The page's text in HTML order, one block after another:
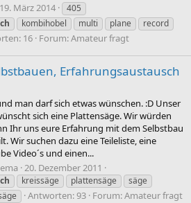
19. März 2014
405
kombihobel multi plane
record
16 Forum:Amateur fragt
Erfahrungsaustausch
man darf sich etwas wünschen. :D Unser
sich eine Plattensäge. Wir würden
Ihr uns eure Erfahrung mit dem Selbstbau
Wir suchen dazu eine Teileliste, eine
Video´s und einen...
20. Dezember 2011
kreissäge plattensäge
säge
Antworten: 93 Forum:Amateur fragt